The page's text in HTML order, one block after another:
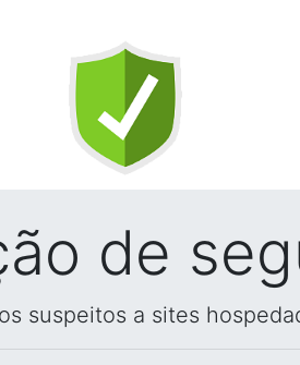
de
suspeitos a sites